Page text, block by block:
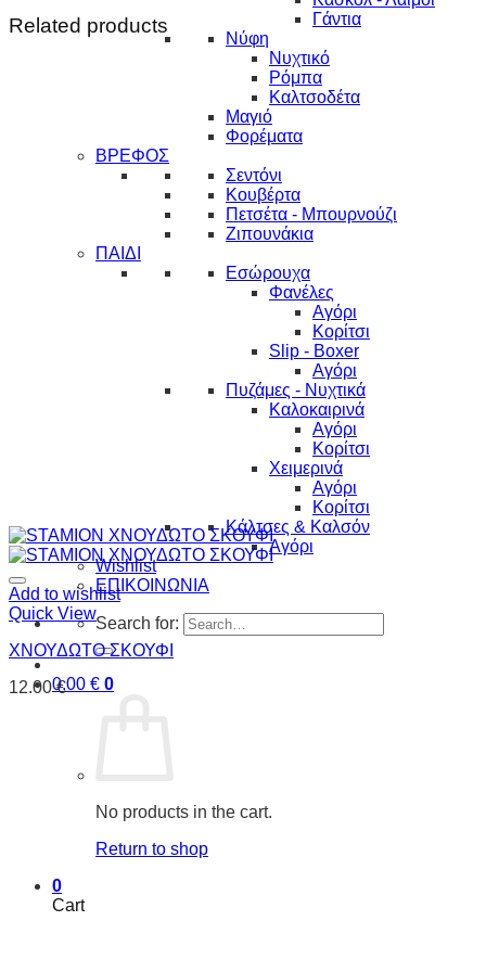
Γάντια
Νύφη
Νυχτικό
Ρόμπα
Καλτσοδέτα
Μαγιό
Φορέματα
ΒΡΕΦΟΣ
Σεντόνι
Κουβέρτα
Πετσέτα - Μπουρνούζι
Ζιπουνάκια
ΠΑΙΔΙ
Εσώρουχα
Φανέλες
Αγόρι
Κορίτσι
Slip - Boxer
Αγόρι
Πυζάμες - Νυχτικά
Καλοκαιρινά
Αγόρι
Κορίτσι
Χειμερινά
Αγόρι
Κορίτσι
Κάλτσες & Καλσόν
Αγόρι
Wishlist
ΕΠΙΚΟΙΝΩΝΙΑ
Search for:
0.00 € 0
No products in the cart.
Return to shop
0
Cart
Related products
Add to wishlist
Quick View
ΧΝΟΥΔΩΤΟ ΣΚΟΥΦΙ
12.00€